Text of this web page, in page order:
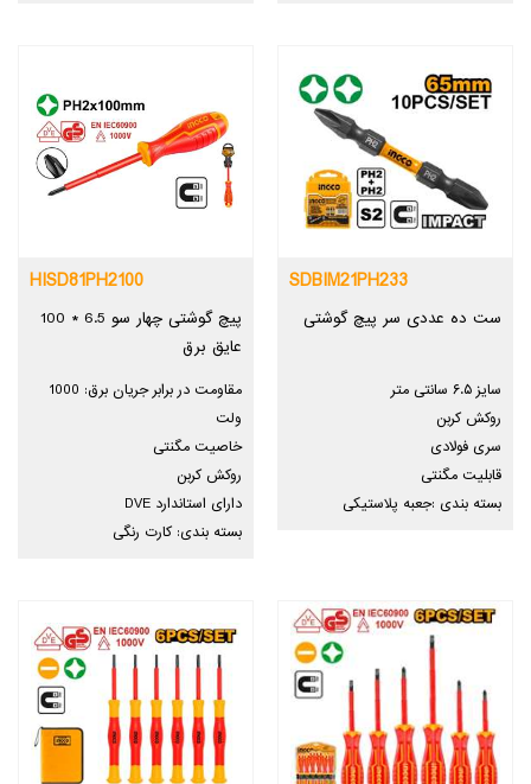
SDBIM21PH233
ست ده عددی سر پیچ گوشتی
سایز ۶.۵ سانتی متر
روکش کربن
سری فولادی
قابلیت مگنتی
بسته بندی :جعبه پلاستیکی
HISD81PH2100
پیچ گوشتی چهار سو 6.5 * 100
عایق برق
مقاومت در برابر جریان برق: 1000
ولت
خاصیت مگنتی
روکش کربن
دارای استاندارد DVE
بسته بندی: کارت رنگی